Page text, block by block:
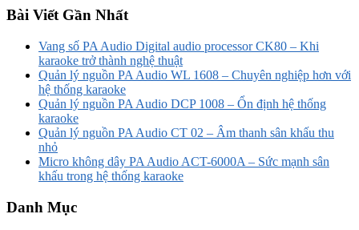
Bài Viết Gần Nhất
Vang số PA Audio Digital audio processor CK80 – Khi
karaoke trở thành nghệ thuật
Quản lý nguồn PA Audio WL 1608 – Chuyên nghiệp hơn với
hệ thống karaoke
Quản lý nguồn PA Audio DCP 1008 – Ổn định hệ thống
karaoke
Quản lý nguồn PA Audio CT 02 – Âm thanh sân khấu thu
nhỏ
Micro không dây PA Audio ACT-6000A – Sức mạnh sân
khấu trong hệ thống karaoke
Danh Mục